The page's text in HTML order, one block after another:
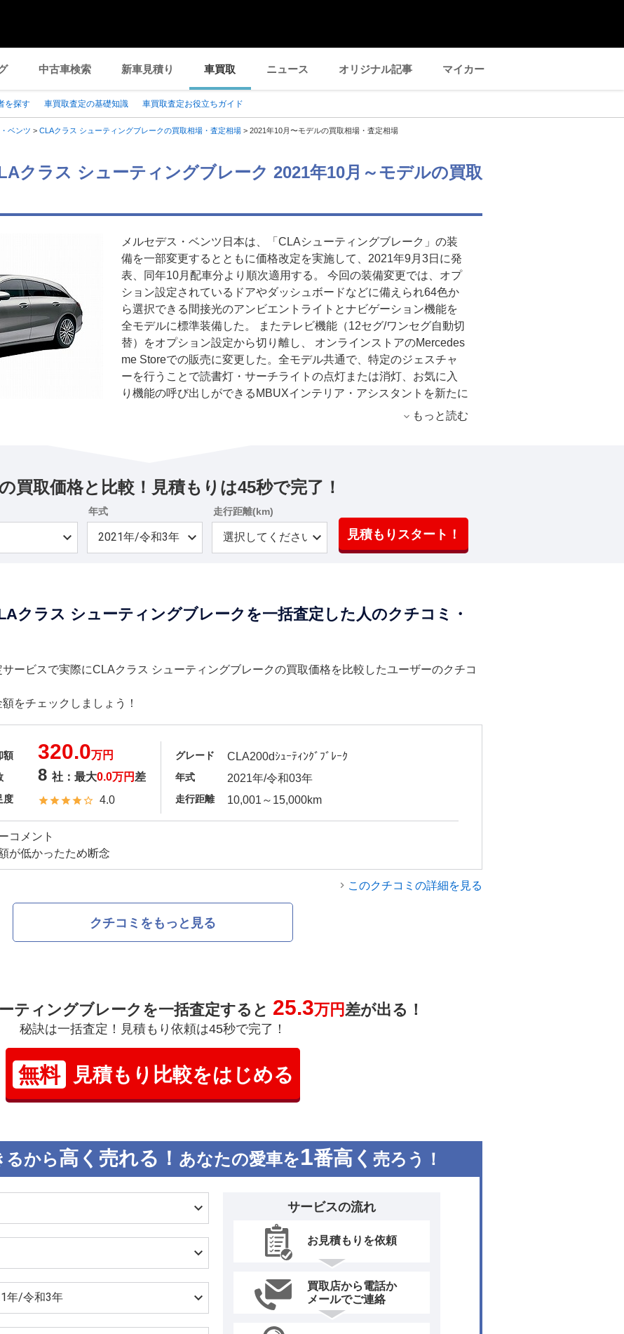
中古車検索 新車見積り 車買取 ニュース オリジナル記事 マイカー
を探す 車買取査定の基礎知識 車買取査定お役立ちガイド
ベンツ > CLAクラス シューティングブレークの買取相場・査定相場 > 2021年10月〜モデルの買取相場・査定相場
クラス シューティングブレーク 2021年10月～モデルの買取
メルセデス・ベンツ日本は、「CLAシューティングブレーク」の装
備を一部変更するとともに価格改定を実施して、2021年9月3日に発
表、同年10月配車分より順次適用する。 今回の装備変更では、オプ
ション設定されているドアやダッシュボードなどに備えられ64色か
ら選択できる間接光のアンビエントライトとナビゲーション機能を
全モデルに標準装備した。 またテレビ機能（12セグ/ワンセグ自動切
替）をオプション設定から切り離し、 オンラインストアのMercedes
me Storeでの販売に変更した。全モデル共通で、特定のジェスチャ
ーを行うことで読書灯・サーチライトの点灯または消灯、お気に入
り機能の呼び出しができるMBUXインテリア・アシスタントを新たに
パッケージオプションに設定。12V電源ソケット（ラゲッジルーム）
もっと読む
買取価格と比較！見積もりは45秒で完了！
年式 走行距離(km)
見積もりスタート！
クラス シューティングブレークを一括査定した人のクチコミ・
ービスで実際にCLAクラス シューティングブレークの買取価格を比較したユーザーのクチコ
をチェックしましょう！
額 320.0万円
8 社：最大0.0万円 差
度 4.0
グレード CLA200dｼｭｰﾃｨﾝｸﾞﾌﾞﾚｰｸ
年式 2021年/令和03年
走行距離 10,001～15,000km
コメント
が低かったため断念
このクチコミの詳細を見る
クチコミをもっと見る
ティングブレークを一括査定すると 25.3万円差が出る！
秘訣は一括査定！見積もり依頼は45秒で完了！
無料 見積もり比較をはじめる
るから高く売れる！ あなたの愛車を1番高く 売ろう！
サービスの流れ
お見積もりを依頼
買取店から電話か
メールでご連絡